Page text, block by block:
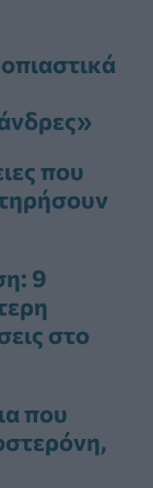
που
9
στο
που